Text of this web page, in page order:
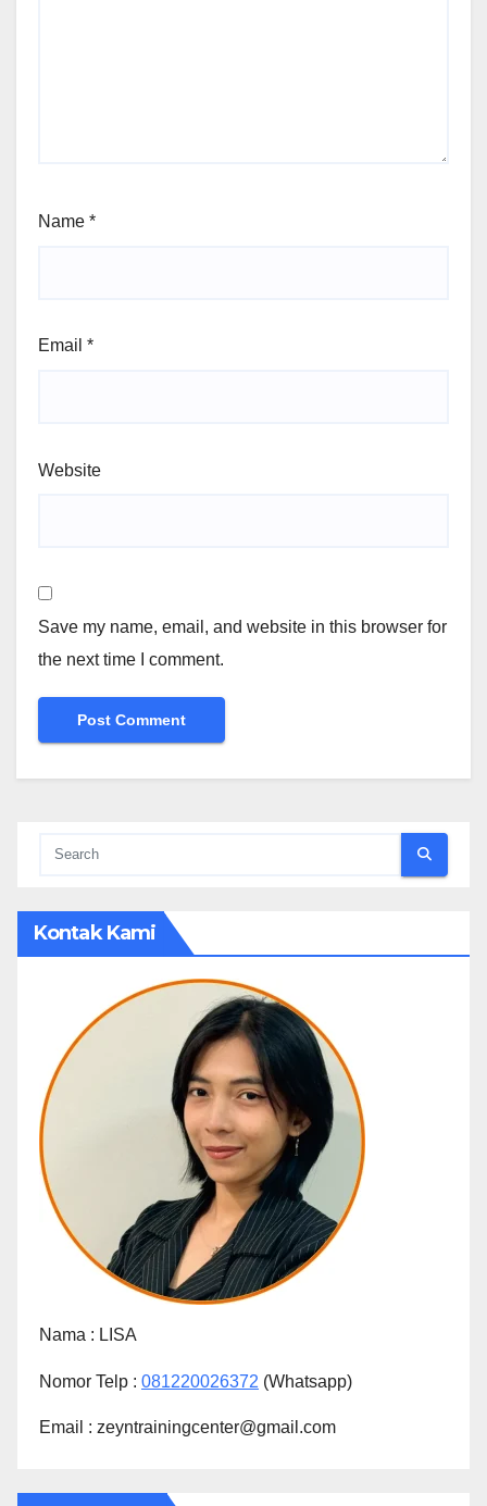
Name *
Email *
Website
Save my name, email, and website in this browser for
the next time I comment.
Kontak Kami
Nama : LISA
Nomor Telp : 081220026372 (Whatsapp)
Email : zeyntrainingcenter@gmail.com